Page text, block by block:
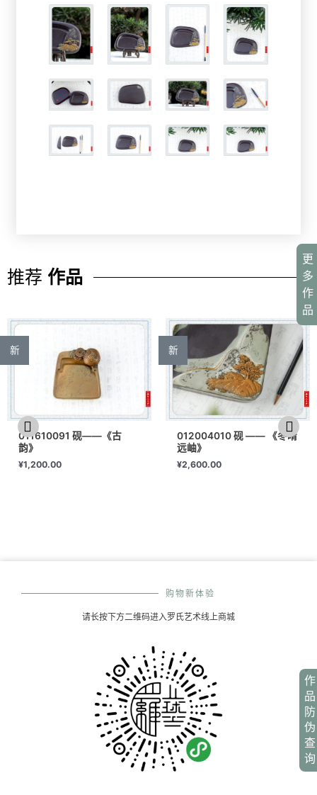
作
品
防
伪
查
询
更
多
作
品
推荐 作品
新
011610091 砚——《古
韵》
¥1,200.00
新
012004010 砚 —— 《冬晴
远岫》
¥2,600.00
购物新体验
请长按下方二维码进入罗氏艺术线上商城